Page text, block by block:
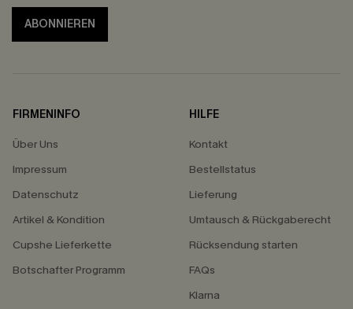
ABONNIEREN
FIRMENINFO
Über Uns
Impressum
Datenschutz
Artikel & Kondition
Cupshe Lieferkette
Botschafter Programm
HILFE
Kontakt
Bestellstatus
Lieferung
Umtausch & Rückgaberecht
Rücksendung starten
FAQs
Klarna